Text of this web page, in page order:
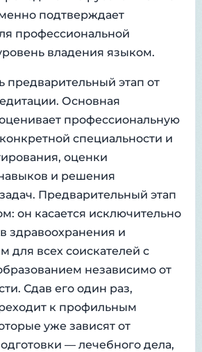
подтверждает
профессиональной
владения языком.
предварительный этап от
Основная
профессиональную
специальности и
оценки
и решения
Предварительный этап
он касается исключительно
здравоохранения и
для всех соискателей с
независимо от
Сдав его один раз,
к профильным
уже зависят от
— лечебного дела,